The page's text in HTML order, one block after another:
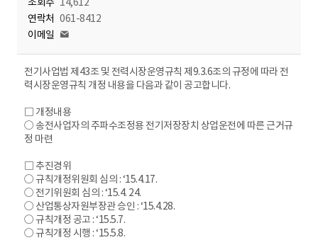
연락처 061-8412
이메일
전기사업법 제43조 및 전력시장운영규칙 제9.3.6조의 규정에 따라 전
력시장운영규칙 개정 내용을 다음과 같이 공고합니다.
□ 개정내용
○ 송전사업자의 주파수조정용 전기저장장치 상업운전에 따른 근거규
정 마련
□ 추진경위
○ 규칙개정위원회 심의 : ‘15.4.17.
○ 전기위원회 심의 : ‘15.4. 24.
○ 산업통상자원부장관 승인 : ‘15.4.28.
○ 규칙개정 공고 : ‘15.5.7.
○ 규칙개정 시행 : ‘15.5.8.